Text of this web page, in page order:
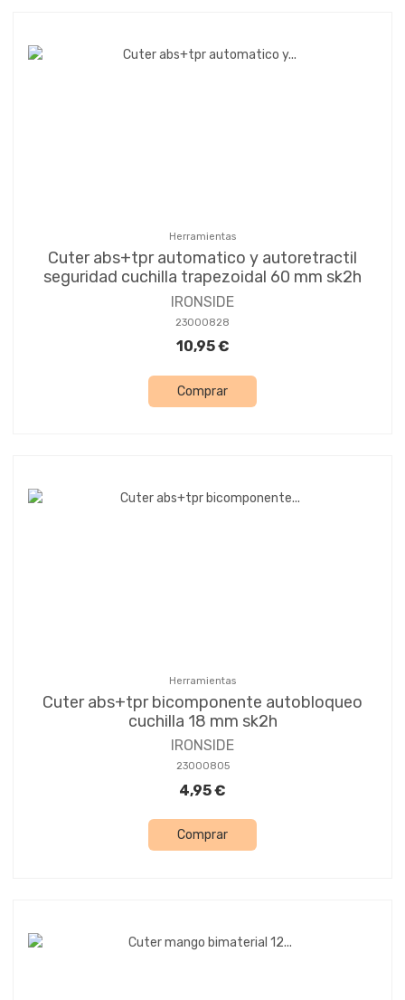
Herramientas
Cuter abs+tpr automatico y autoretractil
seguridad cuchilla trapezoidal 60 mm sk2h
IRONSIDE
23000828
10,95 €
Comprar
Herramientas
Cuter abs+tpr bicomponente autobloqueo
cuchilla 18 mm sk2h
IRONSIDE
23000805
4,95 €
Comprar